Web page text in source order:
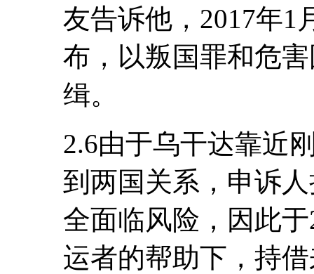
友告诉他，2017年1
布，以叛国罪和危
缉。
2.6由于乌干达靠近
到两国关系，申诉
全面临风险，因此
运者的帮助下，持